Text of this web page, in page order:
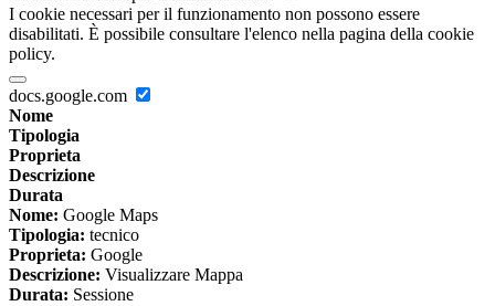
I cookie necessari per il funzionamento non possono essere
disabilitati. È possibile consultare l'elenco nella pagina della cookie
policy.
docs.google.com
Nome
Tipologia
Proprieta
Descrizione
Durata
Nome: Google Maps
Tipologia: tecnico
Proprieta: Google
Descrizione: Visualizzare Mappa
Durata: Sessione